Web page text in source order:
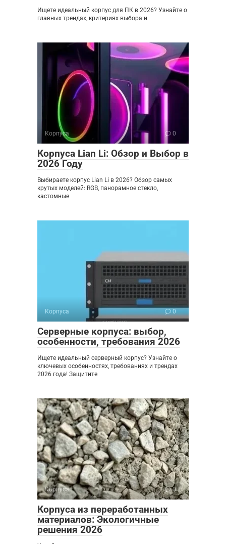
Ищете идеальный корпус для ПК в 2026? Узнайте о
главных трендах, критериях выбора и
Корпуса 0
Корпуса Lian Li: Обзор и Выбор в
2026 Году
Выбираете корпус Lian Li в 2026? Обзор самых
крутых моделей: RGB, панорамное стекло,
кастомные
Корпуса 0
Серверные корпуса: выбор,
особенности, требования 2026
Ищете идеальный серверный корпус? Узнайте о
ключевых особенностях, требованиях и трендах
2026 года! Защитите
Корпуса 0
Корпуса из переработанных
материалов: Экологичные
решения 2026